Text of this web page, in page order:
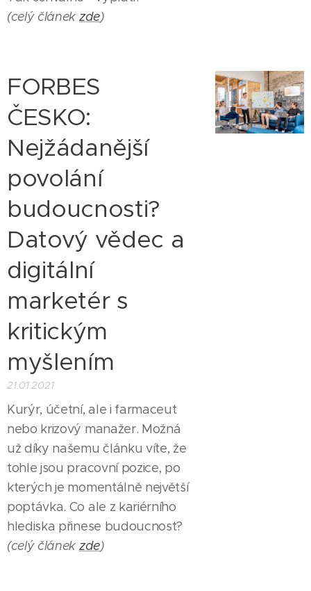
(celý článek zde)
FORBES
ČESKO:
Nejžádanější
povolání
budoucnosti?
Datový vědec a
digitální
marketér s
kritickým
myšlením
21.01.2021
Kurýr, účetní, ale i farmaceut
nebo krizový manažer. Možná
už díky našemu článku víte, že
tohle jsou pracovní pozice, po
kterých je momentálně největší
poptávka. Co ale z kariérního
hlediska přinese budoucnost?
(celý článek zde)